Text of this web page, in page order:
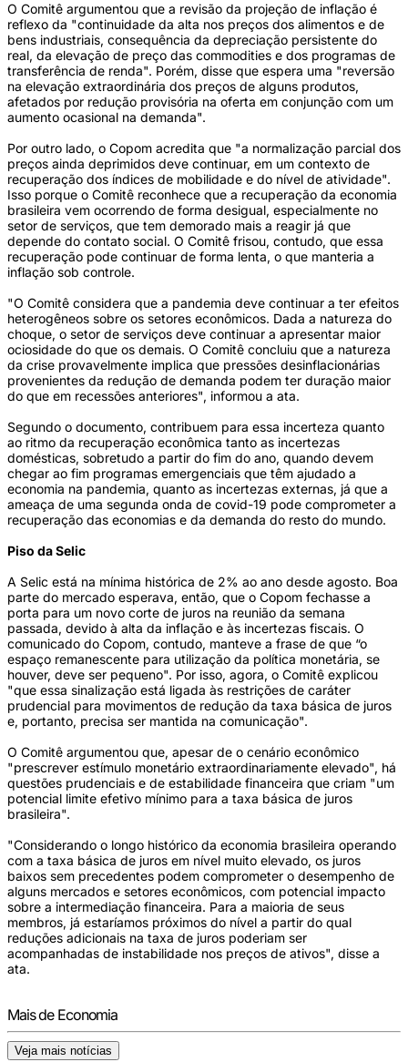
O Comitê argumentou que a revisão da projeção de inflação é
reflexo da "continuidade da alta nos preços dos alimentos e de
bens industriais, consequência da depreciação persistente do
real, da elevação de preço das commodities e dos programas de
transferência de renda". Porém, disse que espera uma "reversão
na elevação extraordinária dos preços de alguns produtos,
afetados por redução provisória na oferta em conjunção com um
aumento ocasional na demanda".
Por outro lado, o Copom acredita que "a normalização parcial dos
preços ainda deprimidos deve continuar, em um contexto de
recuperação dos índices de mobilidade e do nível de atividade".
Isso porque o Comitê reconhece que a recuperação da economia
brasileira vem ocorrendo de forma desigual, especialmente no
setor de serviços, que tem demorado mais a reagir já que
depende do contato social. O Comitê frisou, contudo, que essa
recuperação pode continuar de forma lenta, o que manteria a
inflação sob controle.
"O Comitê considera que a pandemia deve continuar a ter efeitos
heterogêneos sobre os setores econômicos. Dada a natureza do
choque, o setor de serviços deve continuar a apresentar maior
ociosidade do que os demais. O Comitê concluiu que a natureza
da crise provavelmente implica que pressões desinflacionárias
provenientes da redução de demanda podem ter duração maior
do que em recessões anteriores", informou a ata.
Segundo o documento, contribuem para essa incerteza quanto
ao ritmo da recuperação econômica tanto as incertezas
domésticas, sobretudo a partir do fim do ano, quando devem
chegar ao fim programas emergenciais que têm ajudado a
economia na pandemia, quanto as incertezas externas, já que a
ameaça de uma segunda onda de covid-19 pode comprometer a
recuperação das economias e da demanda do resto do mundo.
Piso da Selic
A Selic está na mínima histórica de 2% ao ano desde agosto. Boa
parte do mercado esperava, então, que o Copom fechasse a
porta para um novo corte de juros na reunião da semana
passada, devido à alta da inflação e às incertezas fiscais. O
comunicado do Copom, contudo, manteve a frase de que “o
espaço remanescente para utilização da política monetária, se
houver, deve ser pequeno". Por isso, agora, o Comitê explicou
"que essa sinalização está ligada às restrições de caráter
prudencial para movimentos de redução da taxa básica de juros
e, portanto, precisa ser mantida na comunicação".
O Comitê argumentou que, apesar de o cenário econômico
"prescrever estímulo monetário extraordinariamente elevado", há
questões prudenciais e de estabilidade financeira que criam "um
potencial limite efetivo mínimo para a taxa básica de juros
brasileira".
"Considerando o longo histórico da economia brasileira operando
com a taxa básica de juros em nível muito elevado, os juros
baixos sem precedentes podem comprometer o desempenho de
alguns mercados e setores econômicos, com potencial impacto
sobre a intermediação financeira. Para a maioria de seus
membros, já estaríamos próximos do nível a partir do qual
reduções adicionais na taxa de juros poderiam ser
acompanhadas de instabilidade nos preços de ativos", disse a
ata.
Mais de Economia
Veja mais notícias